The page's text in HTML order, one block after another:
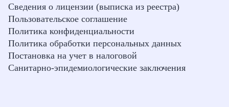
Сведения о лицензии (выписка из реестра)
Пользовательское соглашение
Политика конфиденциальности
Политика обработки персональных данных
Постановка на учет в налоговой
Санитарно-эпидемиологические заключения